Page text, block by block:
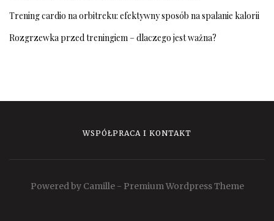
Trening cardio na orbitreku: efektywny sposób na spalanie kalorii
Rozgrzewka przed treningiem – dlaczego jest ważna?
WSPÓŁPRACA I KONTAKT
Powered by Camille - Premium Wordpress Theme